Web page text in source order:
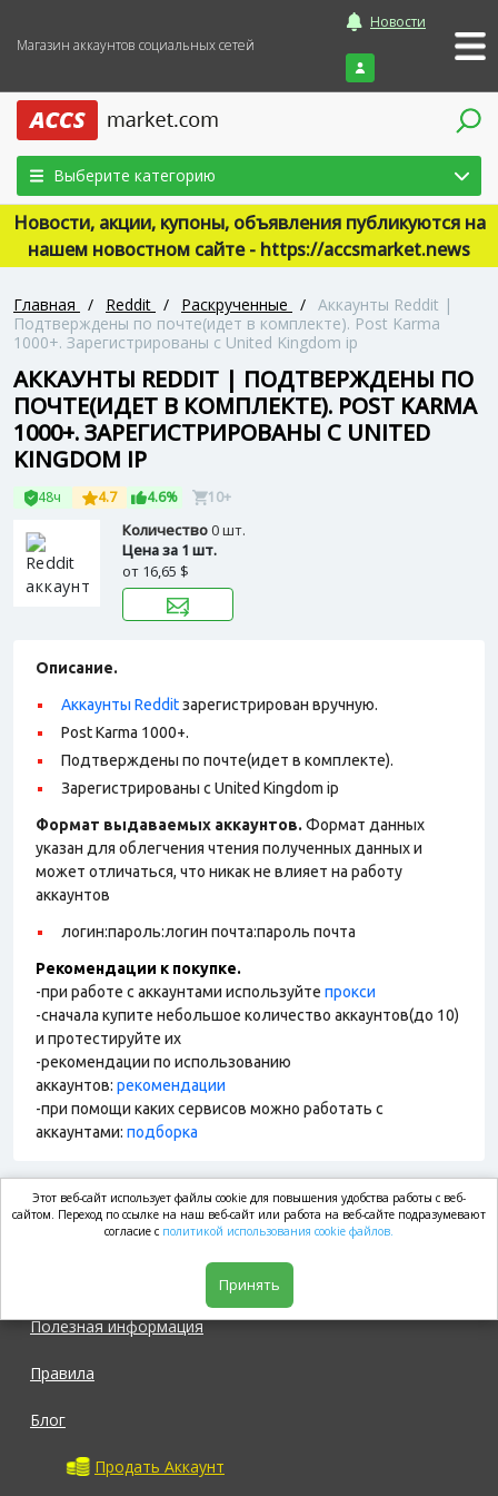
Магазин аккаунтов социальных сетей
Новости
Войти
Выберите категорию
Новости, акции, купоны, объявления публикуются на
нашем новостном сайте - https://accsmarket.news
Главная / Reddit / Раскрученные / Аккаунты Reddit |
Подтверждены по почте(идет в комплекте). Post Karma
1000+. Зарегистрированы с United Kingdom ip
АККАУНТЫ REDDIT | ПОДТВЕРЖДЕНЫ ПО
ПОЧТЕ(ИДЕТ В КОМПЛЕКТЕ). POST KARMA
1000+. ЗАРЕГИСТРИРОВАНЫ С UNITED
KINGDOM IP
48ч 4.7 4.6% 10+
Количество0 шт.
Цена за 1 шт.
от 16,65 $
Описание.
Аккаунты Redditзарегистрирован вручную.
Post Karma 1000+.
Подтверждены по почте(идет в комплекте).
Зарегистрированы с United Kingdom ip
Формат выдаваемых аккаунтов. Формат данных
указан для облегчения чтения полученных данных и
может отличаться, что никак не влияет на работу
аккаунтов
логин:пароль:логин почта:пароль почта
Рекомендации к покупке.
-при работе с аккаунтами используйте прокси
-сначала купите небольшое количество аккаунтов(до 10)
и протестируйте их
-рекомендации по использованию
аккаунтов: рекомендации
-при помощи каких сервисов можно работать с
аккаунтами: подборка
market.com
Полезная информация
Правила
Блог
Продать Аккаунт
Этот веб-сайт использует файлы cookie для повышения удобства работы с веб-
сайтом. Переход по ссылке на наш веб-сайт или работа на веб-сайте подразумевают
согласие с политикой использования cookie файлов.
Принять